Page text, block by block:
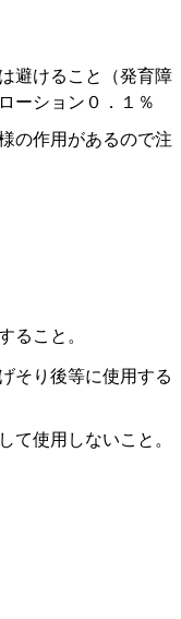
ーション０．１％
避けること（発育障
の作用があるので注
ること。
そり後等に使用する
使用しないこと。